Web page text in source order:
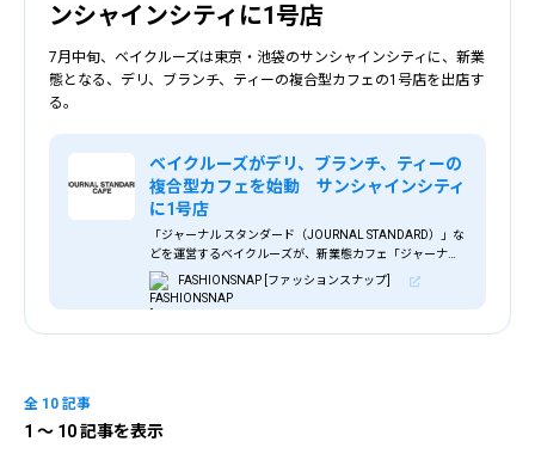
ンシャインシティに1号店
7月中旬、ベイクルーズは東京・池袋のサンシャインシティに、新業
態となる、デリ、ブランチ、ティーの複合型カフェの1号店を出店す
る。
ベイクルーズがデリ、ブランチ、ティーの
複合型カフェを始動 サンシャインシティ
に1号店
「ジャーナル スタンダード（JOURNAL STANDARD）」な
どを運営するベイクルーズが、新業態カフェ「ジャーナル
スタンダード カフェ（JOURNAL STANDARD CAFE）」を
東京・池袋のサンシャインシティにオープンする。
FASHIONSNAP [ファッションスナップ]
全 10 記事
1 〜 10 記事を表示